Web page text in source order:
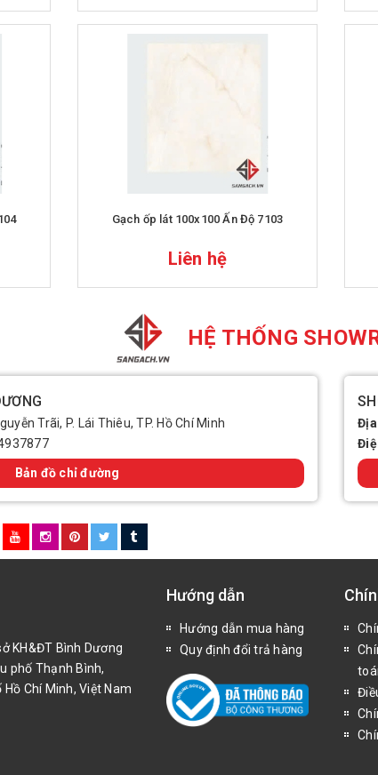
Gạch ốp lát 100x100 Ấn Độ 7103
Liên hệ
HỆ THỐNG
Trãi, P. Lái Thiêu, TP. Hồ Chí Minh
Bản đồ chỉ đường
KH&ĐT Bình Dương
phố Thạnh Bình,
Chí Minh, Việt Nam
Hướng dẫn
Hướng dẫn mua hàng
Quy định đổi trả hàng